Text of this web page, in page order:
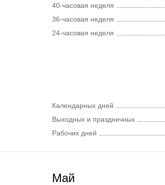
40-часовая неделя
36-часовая неделя
24-часовая неделя
Календарных дней
Выходных и праздничных
Рабочих дней
Май